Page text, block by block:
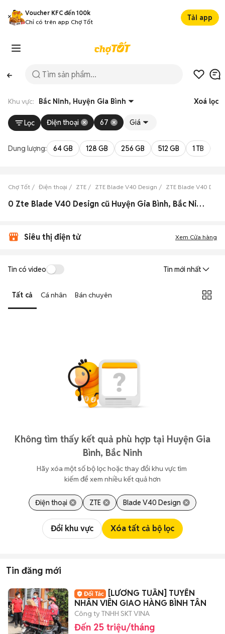
Voucher KFC đến 100k
Chỉ có trên app Chợ Tốt
Tải app
Khu vực: Bắc Ninh, Huyện Gia Bình Xoá lọc
Lọc Điện thoại 67 Giá
Dung lượng: 64 GB 128 GB 256 GB 512 GB 1 TB
Chợ Tốt Điện thoại ZTE ZTE Blade V40 Design ZTE Blade V40
0 Zte Blade V40 Design cũ Huyện Gia Bình, Bắc Ninh đẹp
Siêu thị điện tử Xem Cửa hàng
Tin có video Tin mới nhất
Tất cả Cá nhân Bán chuyên
Không tìm thấy kết quả phù hợp tại Huyện Gia
Bình, Bắc Ninh
Hãy xóa một số bộ lọc hoặc thay đổi khu vực tìm
kiếm để xem nhiều kết quả hơn
Điện thoại ZTE Blade V40 Design
Đổi khu vực Xóa tất cả bộ lọc
Tin đăng mới
[LƯƠNG TUẦN] TUYỂN
NHÂN VIÊN GIAO HÀNG BÌNH TÂN
Công ty TNHH SKT VINA
Đến 25 triệu/tháng